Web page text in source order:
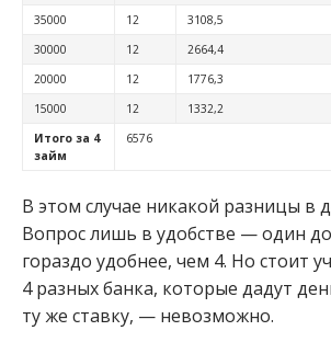
35000 12 3108,5
30000
12 2664,4
20000
12 1776,3
15000
12 1332,2
Итого за 4
займ
6576
В этом случае никакой разницы в
Вопрос лишь в удобстве — один
гораздо удобнее, чем 4. Но стоит
4 разных банка, которые дадут
ту же ставку, — невозможно.